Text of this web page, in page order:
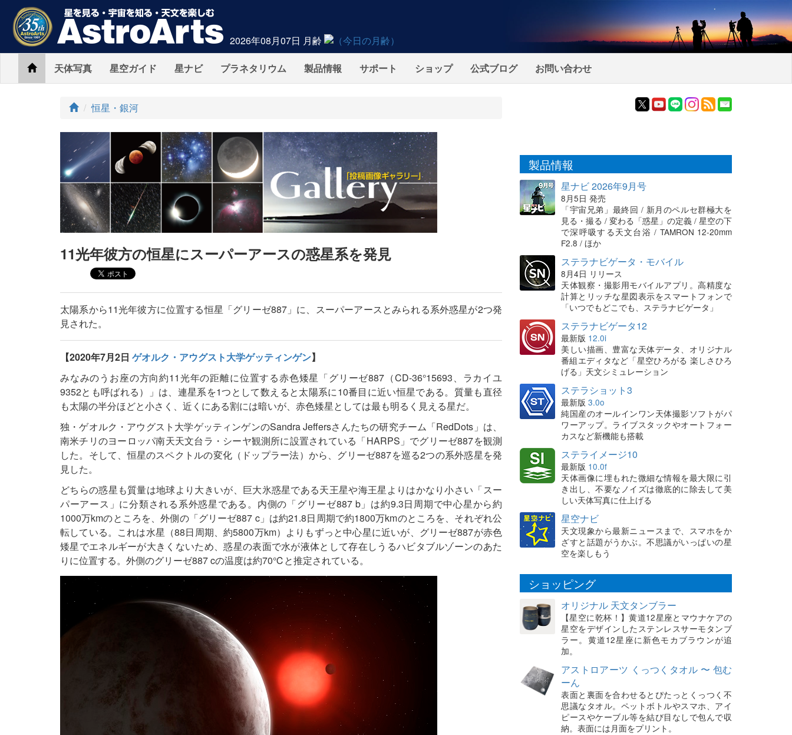
2026年08月07日 月齢
Home天体写真 星空ガイド 星ナビ プラネタリウム 製品情報 サポート ショップ 公式ブログ お問い合わせ
ト
プ
恒星・銀河
11光年彼方の恒星にスーパーアースの惑星系を発見
太陽系から11光年彼方に位置する恒星「グリーゼ887」に、スーパーアースとみられる系外惑星が2つ発
見された。
【2020年7月2日 ゲオルク・アウグスト大学ゲッティンゲン】
みなみのうお座の方向約11光年の距離に位置する赤色矮星「グリーゼ887（CD-36°15693、ラカイユ
9352とも呼ばれる）」は、連星系を1つとして数えると太陽系に10番目に近い恒星である。質量も直径
も太陽の半分ほどと小さく、近くにある割には暗いが、赤色矮星としては最も明るく見える星だ。
独・ゲオルク・アウグスト大学ゲッティンゲンのSandra Jeffersさんたちの研究チーム「RedDots」は、
南米チリのヨーロッパ南天天文台ラ・シーヤ観測所に設置されている「HARPS」でグリーゼ887を観測
した。そして、恒星のスペクトルの変化（ドップラー法）から、グリーゼ887を巡る2つの系外惑星を発
見した。
どちらの惑星も質量は地球より大きいが、巨大氷惑星である天王星や海王星よりはかなり小さい「スー
パーアース」に分類される系外惑星である。内側の「グリーゼ887 b」は約9.3日周期で中心星から約
1000万kmのところを、外側の「グリーゼ887 c」は約21.8日周期で約1800万kmのところを、それぞれ公
転している。これは水星（88日周期、約5800万km）よりもずっと中心星に近いが、グリーゼ887が赤色
矮星でエネルギーが大きくないため、惑星の表面で水が液体として存在しうるハビタブルゾーンのあた
りに位置する。外側のグリーゼ887 cの温度は約70℃と推定されている。
製品情報
星ナビ 2026年9月号
8月5日 発売
「宇宙兄弟」最終回 / 新月のペルセ群極大を
見る・撮る / 変わる「惑星」の定義 / 星空の下
で深呼吸する天文台浴 / TAMRON 12-20mm
F2.8 / ほか
ステラナビゲータ・モバイル
8月4日 リリース
天体観察・撮影用モバイルアプリ。高精度な
計算とリッチな星図表示をスマートフォンで
「いつでもどこでも、ステラナビゲータ」
ステラナビゲータ12
最新版 12.0i
美しい描画、豊富な天体データ、オリジナル
番組エディタなど「星空ひろがる 楽しさひろ
げる」天文シミュレーション
ステラショット3
最新版 3.0o
純国産のオールインワン天体撮影ソフトがパ
ワーアップ。ライブスタックやオートフォー
カスなど新機能も搭載
ステライメージ10
最新版 10.0f
天体画像に埋もれた微細な情報を最大限に引
き出し、不要なノイズは徹底的に除去して美
しい天体写真に仕上げる
星空ナビ
天文現象から最新ニュースまで、スマホをか
ざすと話題がうかぶ。不思議がいっぱいの星
空を楽しもう
ショッピング
オリジナル 天文タンブラー
【星空に乾杯！】黄道12星座とマウナケアの
星空をデザインしたステンレスサーモタンブ
ラー。黄道12星座に新色モカブラウンが追
加。
アストロアーツ くっつくタオル 〜 包む
ーん
表面と裏面を合わせるとぴたっとくっつく不
思議なタオル。ペットボトルやスマホ、アイ
ピースやケーブル等を結び目なしで包んで収
納。表面には月面をプリント。